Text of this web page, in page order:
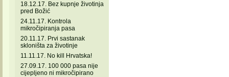
18.12.17. Bez kupnje životinja
pred Božić
24.11.17. Kontrola
mikročipiranja pasa
20.11.17. Prvi sastanak
skloništa za životinje
11.11.17. No kill Hrvatska!
27.09.17. 100 000 pasa nije
cijepljeno ni mikročipirano